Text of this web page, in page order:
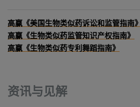
高赢《美国生物类似药诉讼和监管指南》
高赢《生物类似药监管知识产权指南》
高赢《生物类似药专利舞蹈指南》
资讯与见解